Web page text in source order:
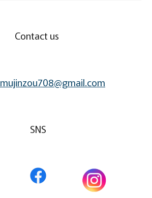
Contact us
mujinzou708@gmail.com
SNS